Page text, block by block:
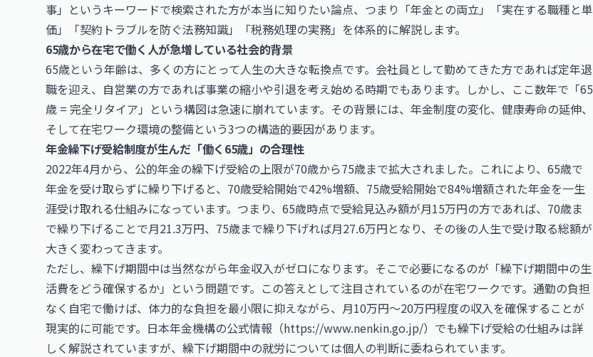
事」というキーワードで検索された方が本当に知りたい論点、つまり「年金との両立」「実在する職種と単
価」「契約トラブルを防ぐ法務知識」「税務処理の実務」を体系的に解説します。
65歳から在宅で働く人が急増している社会的背景
65歳という年齢は、多くの方にとって人生の大きな転換点です。会社員として勤めてきた方であれば定年退
職を迎え、自営業の方であれば事業の縮小や引退を考え始める時期でもあります。しかし、ここ数年で「65
歳 = 完全リタイア」という構図は急速に崩れています。その背景には、年金制度の変化、健康寿命の延伸、
そして在宅ワーク環境の整備という3つの構造的要因があります。
年金繰下げ受給制度が生んだ「働く65歳」の合理性
2022年4月から、公的年金の繰下げ受給の上限が70歳から75歳まで拡大されました。これにより、65歳で
年金を受け取らずに繰り下げると、70歳受給開始で42%増額、75歳受給開始で84%増額された年金を一生
涯受け取れる仕組みになっています。つまり、65歳時点で受給見込み額が月15万円の方であれば、70歳ま
で繰り下げることで月21.3万円、75歳まで繰り下げれば月27.6万円となり、その後の人生で受け取る総額が
大きく変わってきます。
ただし、繰下げ期間中は当然ながら年金収入がゼロになります。そこで必要になるのが「繰下げ期間中の生
活費をどう確保するか」という問題です。この答えとして注目されているのが在宅ワークです。通勤の負担
なく自宅で働けば、体力的な負担を最小限に抑えながら、月10万円〜20万円程度の収入を確保することが
現実的に可能です。日本年金機構の公式情報（https://www.nenkin.go.jp/）でも繰下げ受給の仕組みは詳
しく解説されていますが、繰下げ期間中の就労については個人の判断に委ねられています。